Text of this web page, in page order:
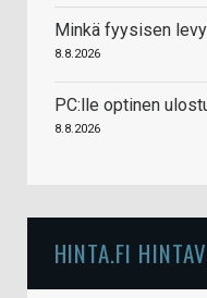
Minkä fyysisen
8.8.2026
PC:lle optinen
8.8.2026
HINTA.FI